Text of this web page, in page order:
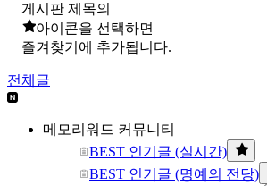
게시판 제목의
아이콘을 선택하면
즐겨찾기에 추가됩니다.
전체글
메모리워드 커뮤니티
BEST 인기글 (실시간)
BEST 인기글 (명예의 전당)